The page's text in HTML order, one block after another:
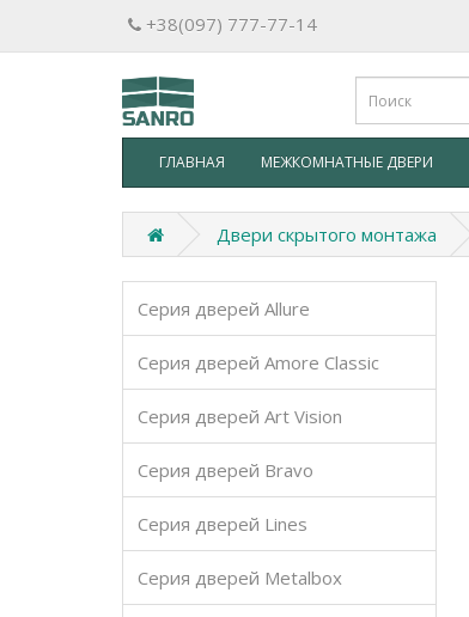
+38(097) 777-77-14
ГЛАВНАЯ МЕЖКОМНАТНЫЕ ДВЕРИ
Двери скрытого монтажа
Серия дверей Allure
Серия дверей Amore Classic
Серия дверей Art Vision
Серия дверей Bravo
Серия дверей Lines
Серия дверей Metalbox